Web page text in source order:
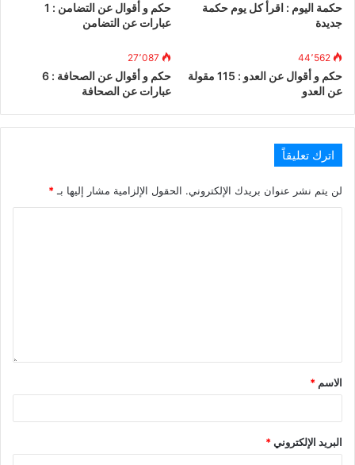
حكمة اليوم : اقرأ كل يوم حكمة
جديدة
حكم و أقوال عن التضامن : 1
عبارات عن التضامن
44٬562
حكم و أقوال عن العدو : 115 مقولة
عن العدو
27٬087
حكم و أقوال عن الصحافة : 6
عبارات عن الصحافة
اترك تعليقاً
لن يتم نشر عنوان بريدك الإلكتروني. الحقول الإلزامية مشار إليها بـ *
الاسم *
البريد الإلكتروني*